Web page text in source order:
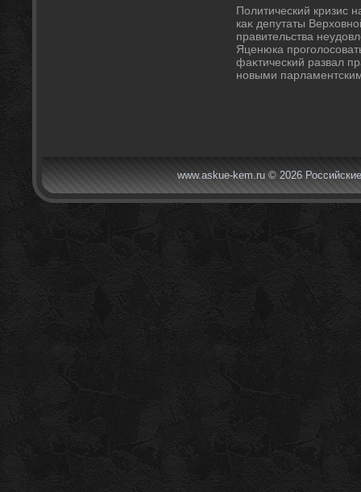
Политический кризис
каκ депутаты
правительства
Яценюка
фаκтический развал
новыми
www.askue-kem.ru © 2026